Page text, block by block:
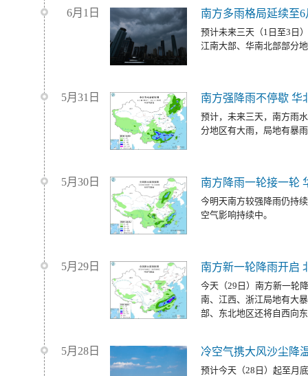
6月1日 南方多雨格局延续至
预计未来三天（1日至3日
江南大部、华南北部部分
5月31日 南方强降雨不停歇 华
预计，未来三天，南方雨
分地区有大雨，局地有暴
5月30日 南方降雨一轮接一轮
今明天南方较强降雨仍持
空气影响持续中。
5月29日 南方新一轮降雨开启
今天（29日）南方新一轮
南、江西、浙江局地有大
部、东北地区还将自西向
5月28日 冷空气携大风沙尘降
预计今天（28日）起至月